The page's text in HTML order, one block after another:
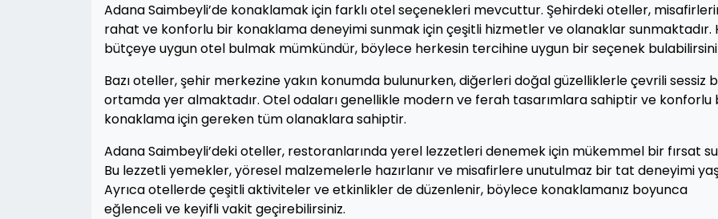
Adana Saimbeyli’de konaklamak için farklı otel seçenekleri mevcuttur. Şehirdeki oteller,
rahat ve konforlu bir konaklama deneyimi sunmak için çeşitli hizmetler ve olanaklar sunmaktadır.
bütçeye uygun otel bulmak mümkündür, böylece herkesin tercihine uygun bir seçenek
Bazı oteller, şehir merkezine yakın konumda bulunurken, diğerleri doğal güzelliklerle çevrili sessiz
ortamda yer almaktadır. Otel odaları genellikle modern ve ferah tasarımlara sahiptir ve konforlu
konaklama için gereken tüm olanaklara sahiptir.
Adana Saimbeyli’deki oteller, restoranlarında yerel lezzetleri denemek için mükemmel bir fırsat
Bu lezzetli yemekler, yöresel malzemelerle hazırlanır ve misafirlere unutulmaz bir tat deneyimi
Ayrıca otellerde çeşitli aktiviteler ve etkinlikler de düzenlenir, böylece konaklamanız boyunca
eğlenceli ve keyifli vakit geçirebilirsiniz.